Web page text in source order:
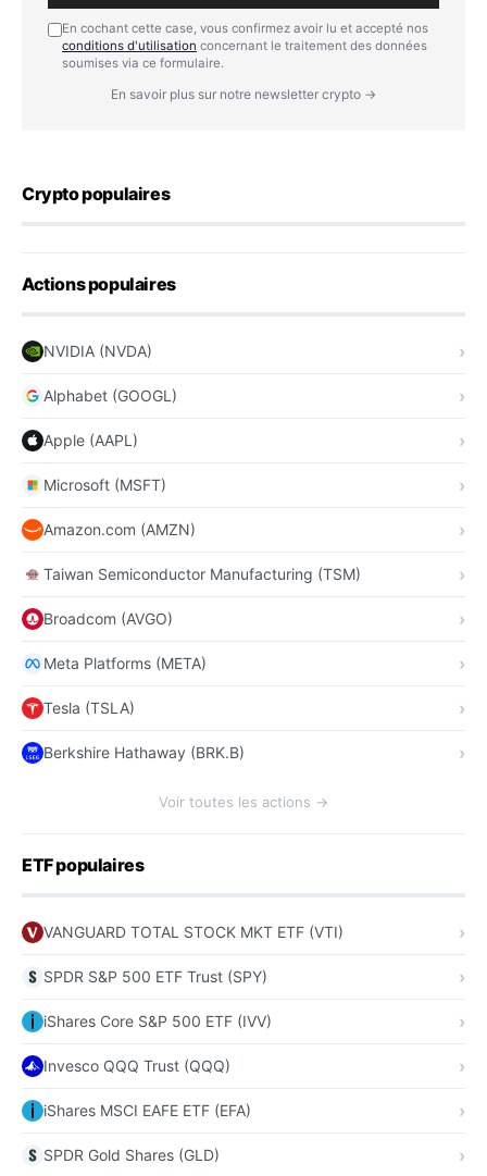
En cochant cette case, vous confirmez avoir lu et accepté nos
conditions d'utilisation concernant le traitement des données
soumises via ce formulaire.
En savoir plus sur notre newsletter crypto →
Crypto populaires
Actions populaires
NVIDIA (NVDA)
Alphabet (GOOGL)
Apple (AAPL)
Microsoft (MSFT)
Amazon.com (AMZN)
Taiwan Semiconductor Manufacturing (TSM)
Broadcom (AVGO)
Meta Platforms (META)
Tesla (TSLA)
Berkshire Hathaway (BRK.B)
Voir toutes les actions →
ETF populaires
VANGUARD TOTAL STOCK MKT ETF (VTI)
SPDR S&P 500 ETF Trust (SPY)
iShares Core S&P 500 ETF (IVV)
Invesco QQQ Trust (QQQ)
iShares MSCI EAFE ETF (EFA)
SPDR Gold Shares (GLD)